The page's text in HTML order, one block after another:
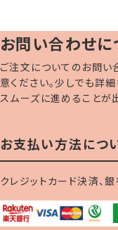
お問い合わせに
ご注文についてのお問い
意ください。少しでも詳
スムーズに進めることが
お支払い方法につ
クレジットカード決済、